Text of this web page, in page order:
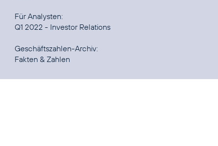
Q1 2022 - Investor Relations
Fakten & Zahlen